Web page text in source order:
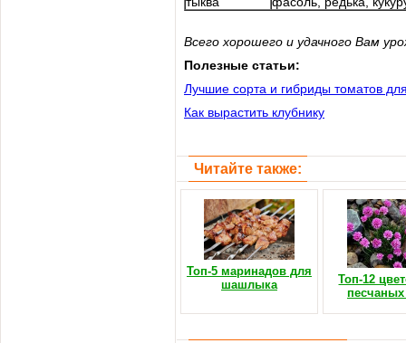
Всего хорошего и удачного Вам
Полезные статьи:
Лучшие сорта и гибриды томатов
Как вырастить клубнику
Читайте также:
Топ-5 маринадов для
шашлыка
Топ-12